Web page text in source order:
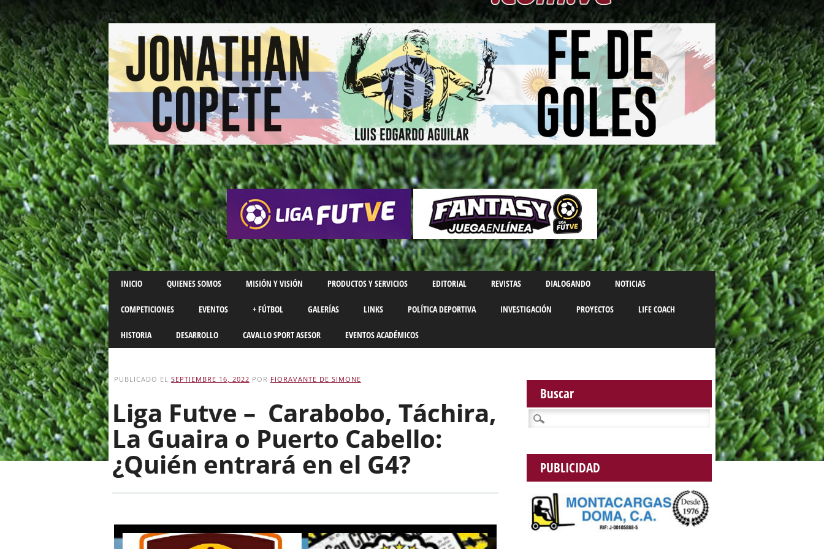
Main menu
Skip
to
content
INICIO QUIENES SOMOS MISIÓN Y VISIÓN PRODUCTOS Y SERVICIOS EDITORIAL REVISTAS DIALOGANDO NOTICIAS
COMPETICIONES EVENTOS + FÚTBOL GALERÍAS LINKS POLÍTICA DEPORTIVA INVESTIGACIÓN PROYECTOS LIFE COACH
HISTORIA DESARROLLO CAVALLO SPORT ASESOR EVENTOS ACADÉMICOS
PUBLICADO EL SEPTIEMBRE 16, 2022 POR FIORAVANTE DE SIMONE
Liga Futve – Carabobo, Táchira,
La Guaira o Puerto Cabello:
¿Quién entrará en el G4?
Buscar
Buscar:
PUBLICIDAD